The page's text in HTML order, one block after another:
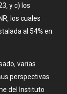
y c) los
los cuales
al 54% en
varias
perspectivas
del Instituto